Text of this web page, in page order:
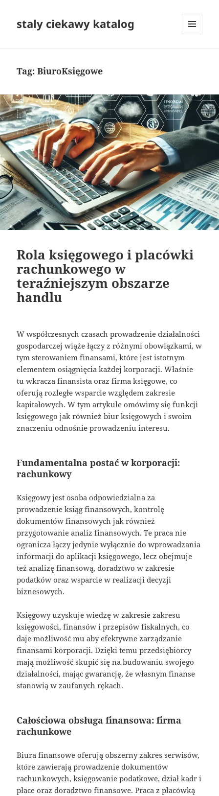
staly ciekawy katalog
Tag:BiuroKsięgowe
Rola księgowego i placówki
rachunkowego w
teraźniejszym obszarze
handlu
W współczesnych czasach prowadzenie działalności
gospodarczej wiąże łączy z różnymi obowiązkami, w
tym sterowaniem finansami, które jest istotnym
elementem osiągnięcia każdej korporacji. Właśnie
tu wkracza finansista oraz firma księgowe, co
oferują rozległe wsparcie względem zakresie
kapitałowych. W tym artykule omówimy się funkcji
księgowego jak również biur księgowych i swoim
znaczeniu odnośnie prowadzeniu interesu.
Fundamentalna postać w korporacji:
rachunkowy
Księgowy jest osoba odpowiedzialna za
prowadzenie ksiąg finansowych, kontrolę
dokumentów finansowych jak również
przygotowanie analiz finansowych. Te praca nie
ogranicza łączy jedynie wyłącznie do wprowadzania
informacji do aplikacji księgowego, lecz obejmuje
też analizę finansową, doradztwo w zakresie
podatków oraz wsparcie w realizacji decyzji
biznesowych.
Księgowy uzyskuje wiedzę w zakresie zakresu
księgowości, finansów i przepisów fiskalnych, co
daje możliwość mu aby efektywne zarządzanie
finansami korporacji. Dzięki temu przedsiębiorcy
mają możliwość skupić się na budowaniu swojego
działalności, mając gwarancję, że własnym finanse
stanowią w zaufanych rękach.
Całościowa obsługa finansowa: firma
rachunkowe
Biura finansowe oferują obszerny zakres serwisów,
które zawierają prowadzenie dokumentów
rachunkowych, księgowanie podatkowe, dział kadr i
płace oraz doradztwo finansowe. Praca z placówką